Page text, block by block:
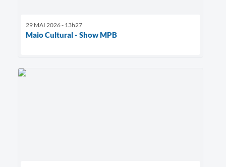
29 MAI 2026 - 13h27
Maio Cultural - Show MPB